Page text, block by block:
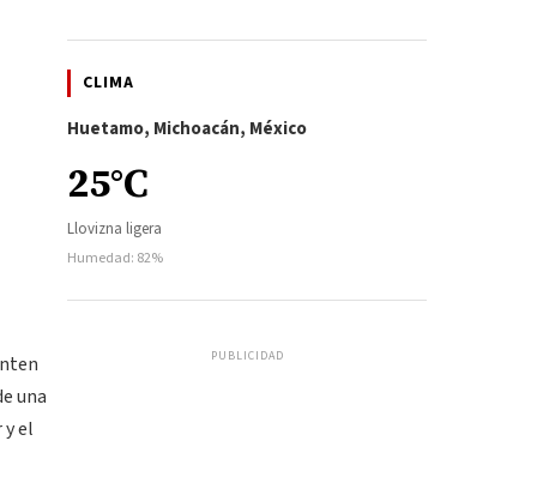
una
el
CLIMA
Huetamo, Michoacán, México
25°C
Llovizna ligera
Humedad: 82%
PUBLICIDAD